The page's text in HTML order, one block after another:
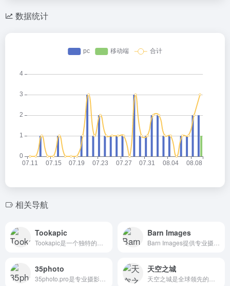
数据统计
相关导航
Tookapic Barn Images
35photo 天空之城